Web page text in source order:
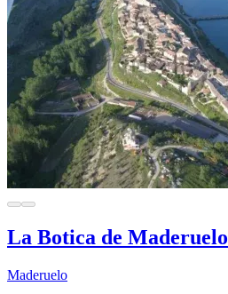
La Botica de Maderuelo
Maderuelo